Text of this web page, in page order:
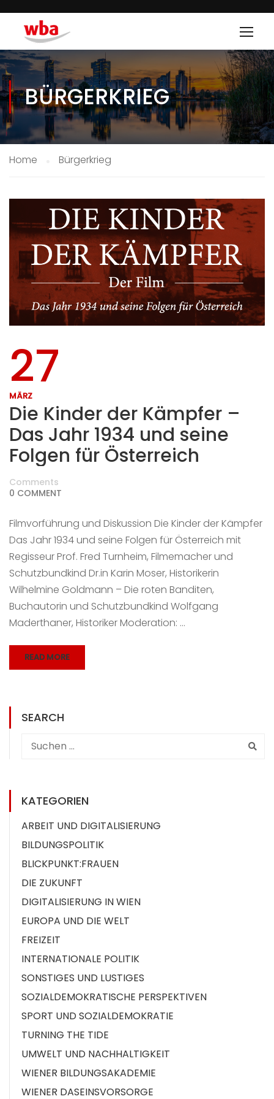
BÜRGERKRIEG
Home Bürgerkrieg
27
MÄRZ
Die Kinder der Kämpfer –
Das Jahr 1934 und seine
Folgen für Österreich
Comments
0 COMMENT
Filmvorführung und Diskussion Die Kinder der Kämpfer
Das Jahr 1934 und seine Folgen für Österreich mit
Regisseur Prof. Fred Turnheim, Filmemacher und
Schutzbundkind Dr.in Karin Moser, Historikerin
Wilhelmine Goldmann – Die roten Banditen,
Buchautorin und Schutzbundkind Wolfgang
Maderthaner, Historiker Moderation: …
READ MORE
SEARCH
KATEGORIEN
ARBEIT UND DIGITALISIERUNG
BILDUNGSPOLITIK
BLICKPUNKT:FRAUEN
DIE ZUKUNFT
DIGITALISIERUNG IN WIEN
EUROPA UND DIE WELT
FREIZEIT
INTERNATIONALE POLITIK
SONSTIGES UND LUSTIGES
SOZIALDEMOKRATISCHE PERSPEKTIVEN
SPORT UND SOZIALDEMOKRATIE
TURNING THE TIDE
UMWELT UND NACHHALTIGKEIT
WIENER BILDUNGSAKADEMIE
WIENER DASEINSVORSORGE